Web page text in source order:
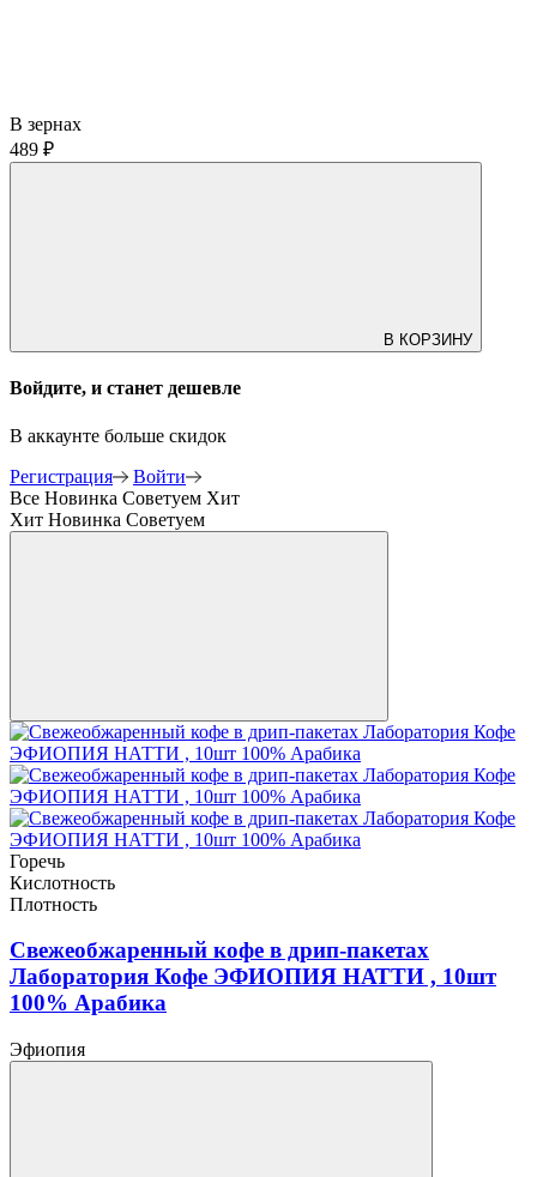
В зернах
489 ₽
В КОРЗИНУ
Войдите, и станет дешевле
В аккаунте больше скидок
Регистрация
Войти
Все Новинка Советуем Хит
Хит Новинка Советуем
Горечь
Кислотность
Плотность
Свежеобжаренный кофе в дрип-пакетах
Лаборатория Кофе ЭФИОПИЯ НАТТИ , 10шт
100% Арабика
Эфиопия